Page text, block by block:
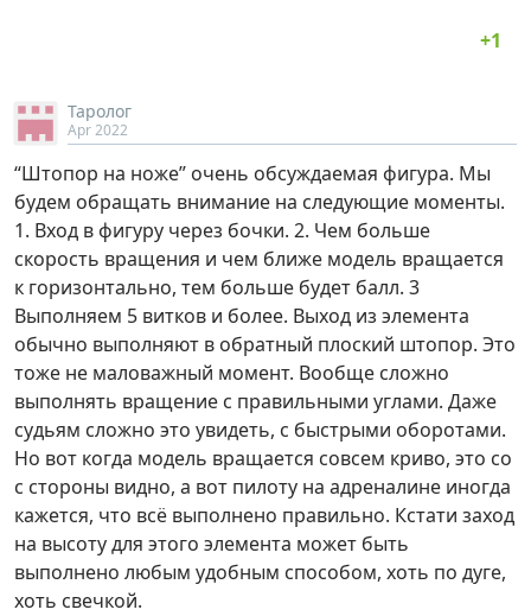
Таролог
Apr 2022
“Штопор на ноже” очень обсуждаемая фигура. Мы
будем обращать внимание на следующие моменты.
1. Вход в фигуру через бочки. 2. Чем больше
скорость вращения и чем ближе модель вращается
к горизонтально, тем больше будет балл. 3
Выполняем 5 витков и более. Выход из элемента
обычно выполняют в обратный плоский штопор. Это
тоже не маловажный момент. Вообще сложно
выполнять вращение с правильными углами. Даже
судьям сложно это увидеть, с быстрыми оборотами.
Но вот когда модель вращается совсем криво, это со
с стороны видно, а вот пилоту на адреналине иногда
кажется, что всё выполнено правильно. Кстати заход
на высоту для этого элемента может быть
выполнено любым удобным способом, хоть по дуге,
хоть свечкой.